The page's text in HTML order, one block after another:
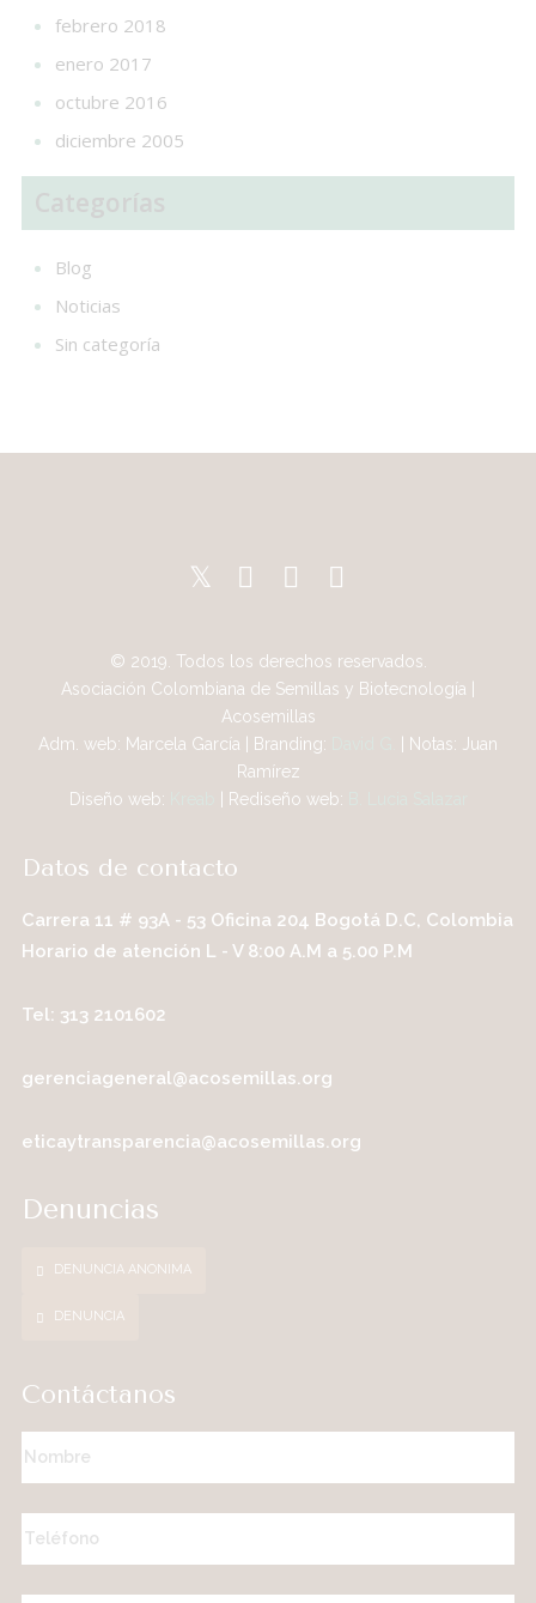
febrero 2018
enero 2017
octubre 2016
diciembre 2005
Blog
Noticias
Sin categoría
© 2019. Todos los derechos reservados.
Asociación Colombiana de Semillas y Biotecnología |
Acosemillas
Adm. web: Marcela García | Branding:
| Notas: Juan
Ramírez
Diseño web:
| Rediseño web:
Datos de contacto
Carrera 11 # 93A - 53 Oficina 204 Bogotá D.C, Colombia
Horario de atención L - V 8:00 A.M a 5.00 P.M
Tel: 313 2101602
gerenciageneral@acosemillas.org
eticaytransparencia@acosemillas.org
Denuncias
DENUNCIA ANONIMA
DENUNCIA
Contáctanos